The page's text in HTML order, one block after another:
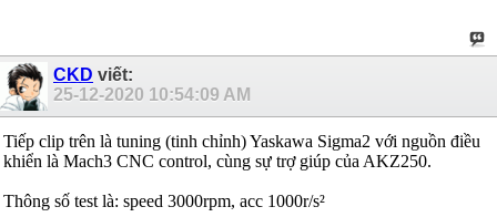
CKD viết:
25-12-2020 10:54:09 AM
Tiếp clip trên là tuning (tinh chỉnh) Yaskawa Sigma2 với nguồn điều
khiển là Mach3 CNC control, cùng sự trợ giúp của AKZ250.
Thông số test là: speed 3000rpm, acc 1000r/s²